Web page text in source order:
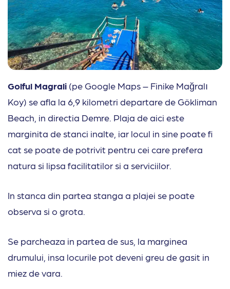
Golful Magrali (pe Google Maps – Finike Mağralı
Koy) se afla la 6,9 kilometri departare de Gökliman
Beach, in directia Demre. Plaja de aici este
marginita de stanci inalte, iar locul in sine poate fi
cat se poate de potrivit pentru cei care prefera
natura si lipsa facilitatilor si a serviciilor.
In stanca din partea stanga a plajei se poate
observa si o grota.
Se parcheaza in partea de sus, la marginea
drumului, insa locurile pot deveni greu de gasit in
miez de vara.